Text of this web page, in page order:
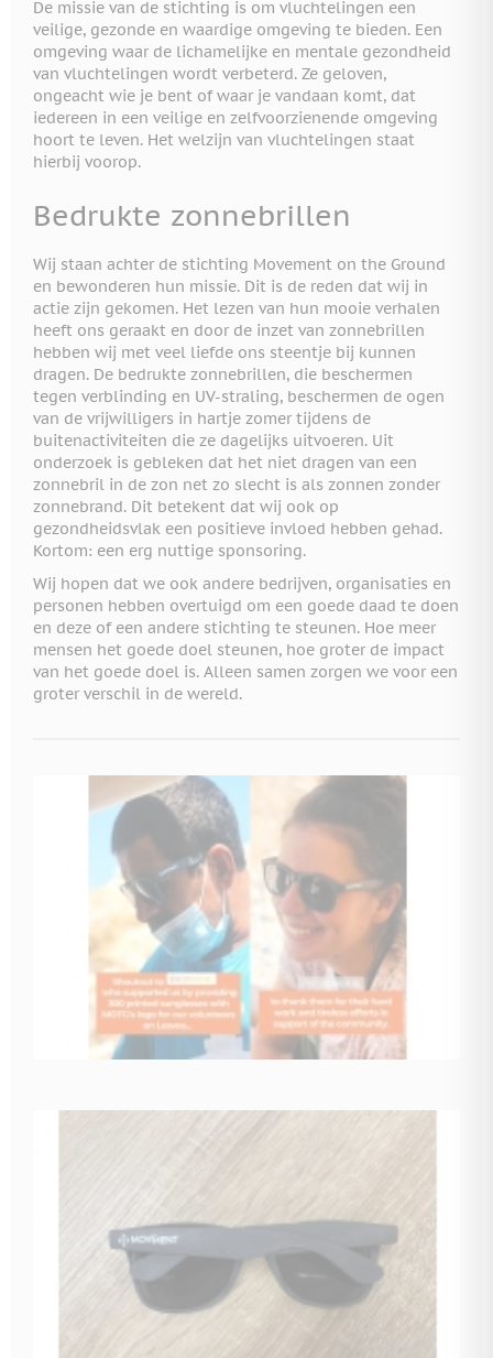
De missie van de stichting is om vluchtelingen een
veilige, gezonde en waardige omgeving te bieden. Een
omgeving waar de lichamelijke en mentale gezondheid
van vluchtelingen wordt verbeterd. Ze geloven,
ongeacht wie je bent of waar je vandaan komt, dat
iedereen in een veilige en zelfvoorzienende omgeving
hoort te leven. Het welzijn van vluchtelingen staat
hierbij voorop.
Bedrukte zonnebrillen
Wij staan achter de stichting Movement on the Ground
en bewonderen hun missie. Dit is de reden dat wij in
actie zijn gekomen. Het lezen van hun mooie verhalen
heeft ons geraakt en door de inzet van zonnebrillen
hebben wij met veel liefde ons steentje bij kunnen
dragen. De bedrukte zonnebrillen, die beschermen
tegen verblinding en UV-straling, beschermen de ogen
van de vrijwilligers in hartje zomer tijdens de
buitenactiviteiten die ze dagelijks uitvoeren. Uit
onderzoek is gebleken dat het niet dragen van een
zonnebril in de zon net zo slecht is als zonnen zonder
zonnebrand. Dit betekent dat wij ook op
gezondheidsvlak een positieve invloed hebben gehad.
Kortom: een erg nuttige sponsoring.
Wij hopen dat we ook andere bedrijven, organisaties en
personen hebben overtuigd om een goede daad te doen
en deze of een andere stichting te steunen. Hoe meer
mensen het goede doel steunen, hoe groter de impact
van het goede doel is. Alleen samen zorgen we voor een
groter verschil in de wereld.